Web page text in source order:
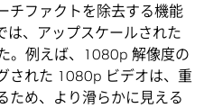
チファクトを除去する機能
は、アップスケールされた
。例えば、1080p 解像度の
された 1080p ビデオは、重
ため、より滑らかに見える